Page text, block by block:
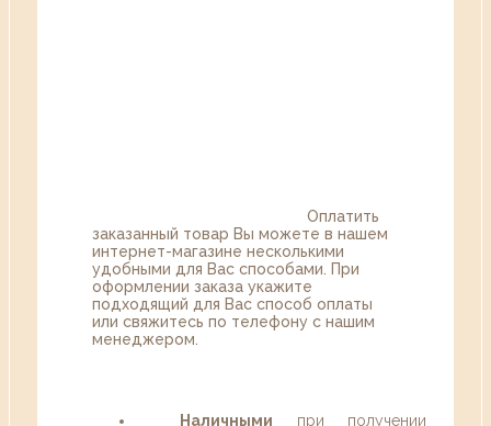
Оплатить
заказанный товар Вы можете в нашем
интернет-магазине несколькими
удобными для Вас способами. При
оформлении заказа укажите
подходящий для Вас способ оплаты
или свяжитесь по телефону с нашим
менеджером.
Наличными при получении